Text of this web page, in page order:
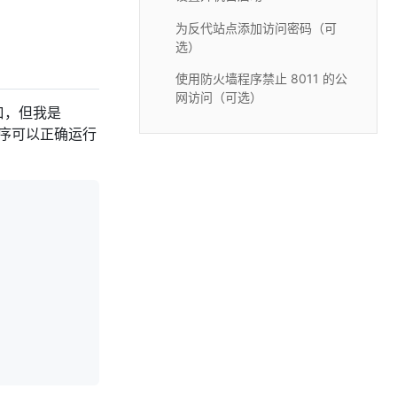
但我是
可以正确运行
为反代站点添加访问密码（可
选）
使用防火墙程序禁止 8011 的公
网访问（可选）